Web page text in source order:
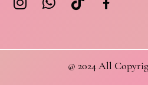
@ 2024 All